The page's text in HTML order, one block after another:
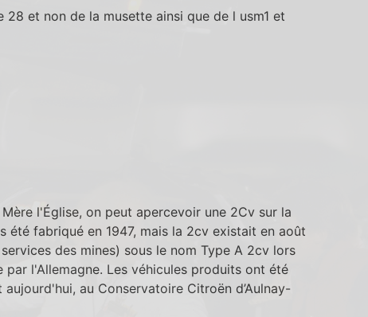
28 et non de la musette ainsi que de l usm1 et
l'Église, on peut apercevoir une 2Cv sur la
été fabriqué en 1947, mais la 2cv existait en août
des mines) sous le nom Type A 2cv lors
par l'Allemagne. Les véhicules produits ont été
au Conservatoire Citroën d’Aulnay-